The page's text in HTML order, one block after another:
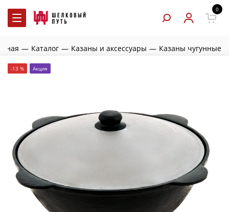
0
— Каталог — Казаны и аксессуары — Казаны чугунные
-13 % Акция